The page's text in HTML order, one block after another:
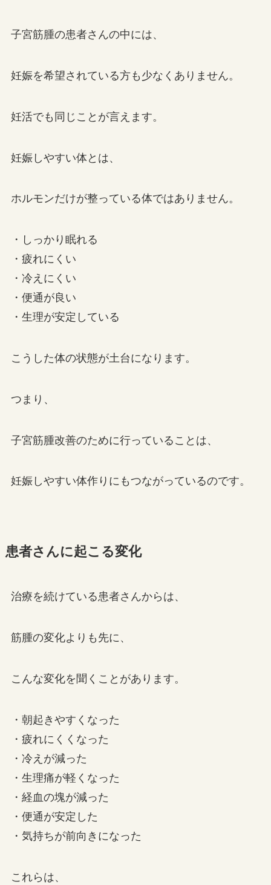
子宮筋腫の患者さんの中には、
妊娠を希望されている方も少なくありません。
妊活でも同じことが言えます。
妊娠しやすい体とは、
ホルモンだけが整っている体ではありません。
・しっかり眠れる
・疲れにくい
・冷えにくい
・便通が良い
・生理が安定している
こうした体の状態が土台になります。
つまり、
子宮筋腫改善のために行っていることは、
妊娠しやすい体作りにもつながっているのです。
患者さんに起こる変化
治療を続けている患者さんからは、
筋腫の変化よりも先に、
こんな変化を聞くことがあります。
・朝起きやすくなった
・疲れにくくなった
・冷えが減った
・生理痛が軽くなった
・経血の塊が減った
・便通が安定した
・気持ちが前向きになった
これらは、